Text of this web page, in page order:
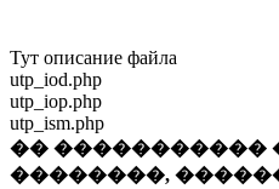
Тут описание файла
utp_iod.php
utp_iop.php
utp_ism.php
�� �����������
��������,